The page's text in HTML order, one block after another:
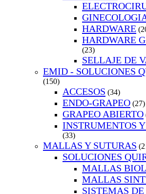
HARDWARE
HARDWARE
(23)
SELLAJE DE
EMID - SOLUCIONES
(150)
ACCESOS (34)
ENDO-GRAPEO (27)
GRAPEO ABIERTO
INSTRUMENTOS
(33)
MALLAS Y SUTURAS
SOLUCIONES
MALLAS
MALLAS
SISTEMAS